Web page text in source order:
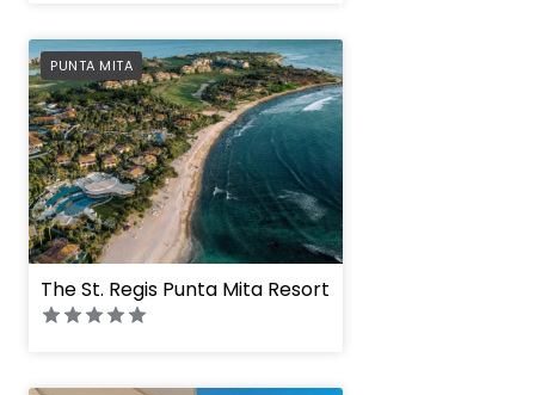
PUNTA MITA
PREFERRED
The St. Regis Punta Mita Resort